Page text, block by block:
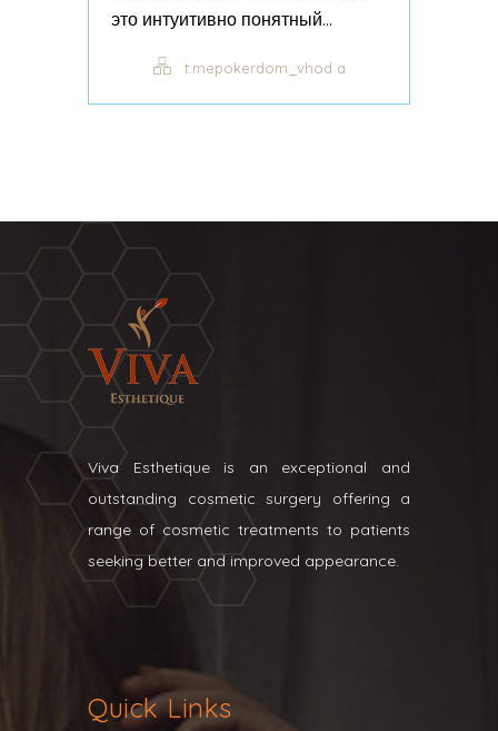
это интуитивно понятный...
t.mepokerdom_vhod a
Viva Esthetique is an exceptional and
outstanding cosmetic surgery offering a
range of cosmetic treatments to patients
seeking better and improved appearance.
Quick Links